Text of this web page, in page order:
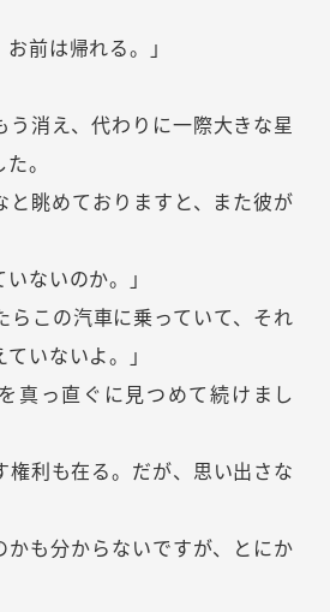
お前は帰れる。」
う消え、代わりに一際大きな星
。
と眺めておりますと、また彼が
いないのか。」
らこの汽車に乗っていて、それ
いないよ。」
真っ直ぐに見つめて続けまし
権利も在る。だが、思い出さな
かも分からないですが、とにか